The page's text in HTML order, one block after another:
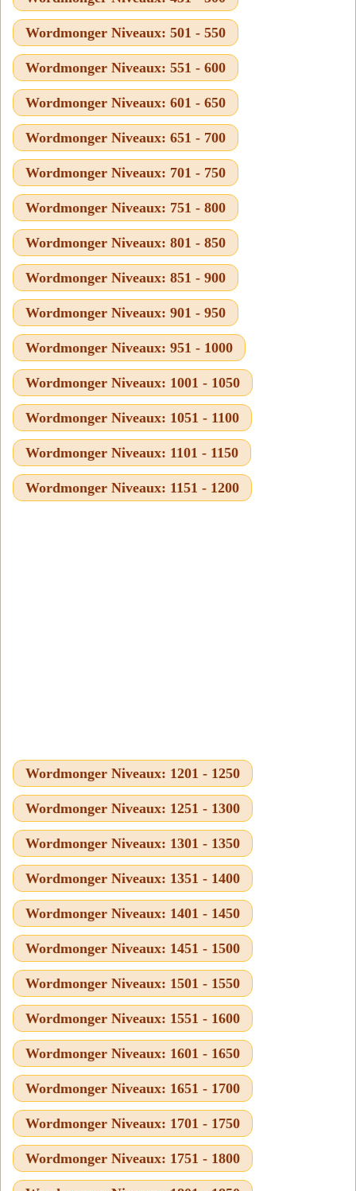
Wordmonger Niveaux: 501 - 550
Wordmonger Niveaux: 551 - 600
Wordmonger Niveaux: 601 - 650
Wordmonger Niveaux: 651 - 700
Wordmonger Niveaux: 701 - 750
Wordmonger Niveaux: 751 - 800
Wordmonger Niveaux: 801 - 850
Wordmonger Niveaux: 851 - 900
Wordmonger Niveaux: 901 - 950
Wordmonger Niveaux: 951 - 1000
Wordmonger Niveaux: 1001 - 1050
Wordmonger Niveaux: 1051 - 1100
Wordmonger Niveaux: 1101 - 1150
Wordmonger Niveaux: 1151 - 1200
Wordmonger Niveaux: 1201 - 1250
Wordmonger Niveaux: 1251 - 1300
Wordmonger Niveaux: 1301 - 1350
Wordmonger Niveaux: 1351 - 1400
Wordmonger Niveaux: 1401 - 1450
Wordmonger Niveaux: 1451 - 1500
Wordmonger Niveaux: 1501 - 1550
Wordmonger Niveaux: 1551 - 1600
Wordmonger Niveaux: 1601 - 1650
Wordmonger Niveaux: 1651 - 1700
Wordmonger Niveaux: 1701 - 1750
Wordmonger Niveaux: 1751 - 1800